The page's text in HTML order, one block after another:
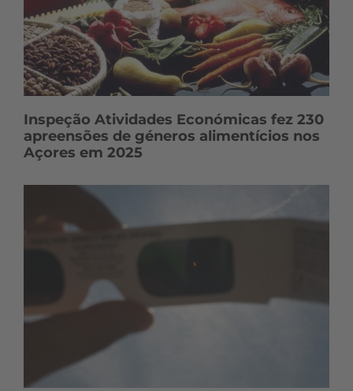
Inspeção Atividades Económicas fez 230
apreensões de géneros alimentícios nos
Açores em 2025